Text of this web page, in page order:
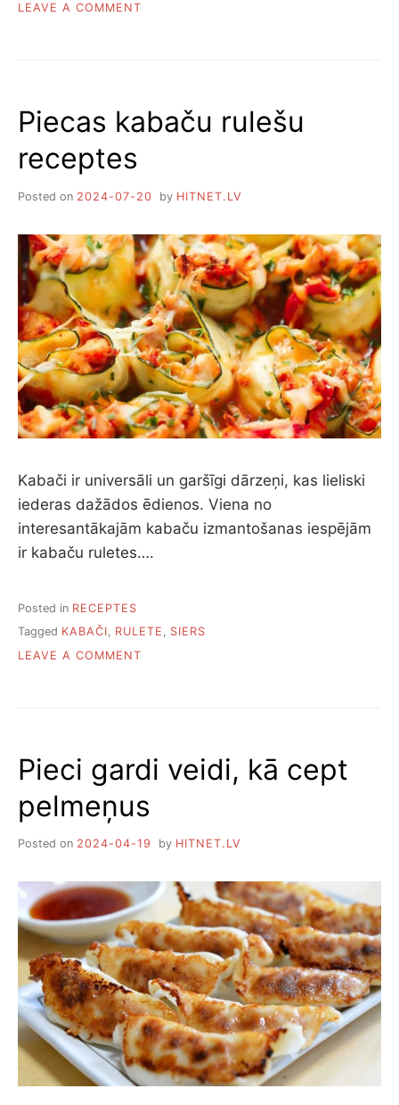
LEAVE A COMMENT
ĒST
PAT
ZAUDĒT
Piecas kabaču rulešu
receptes
Posted on 2024-07-20 by HITNET.LV
Kabači ir universāli un garšīgi dārzeņi, kas lieliski
iederas dažādos ēdienos. Viena no
interesantākajām kabaču izmantošanas iespējām
ir kabaču ruletes….
Posted in RECEPTES
Tagged KABAČI, RULETE , SIERS
LEAVE A COMMENT
Pieci gardi veidi, kā cept
pelmeņus
Posted on 2024-04-19 by HITNET.LV